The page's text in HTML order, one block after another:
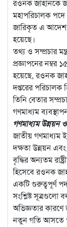
রওনক জাহানকে
মহাপরিচালক পদে
জারিকৃত এ আদেশ
হয়েছে।
তথ্য ও সম্প্রচার
প্রজ্ঞাপনের
হয়েছে, রওনক
দপ্তরের পরিচালক
তিনি বেতার
গণমাধ্যম
গণমাধ্যম উন্নয়ন
জাতীয় গণমাধ্যম
দক্ষতা উন্নয়ন
বৃদ্ধির অন্যতম
হিসেবে রওনক
একটি গুরুত্বপূর্ণ
সংশ্লিষ্ট সূত্রগুলো
অভিজ্ঞতার কারণে
নতুন গতি আসতে